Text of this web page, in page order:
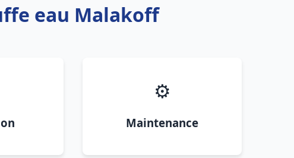
eau Malakoff
⚙️
Maintenance